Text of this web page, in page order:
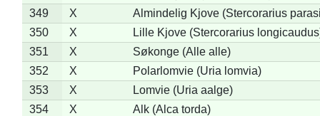
349
X
Almindelig Kjove (Stercorarius
350
X
Lille Kjove (Stercorarius
351
X
Søkonge (Alle alle)
352
X
Polarlomvie (Uria lomvia)
353
X
Lomvie (Uria aalge)
354
X
Alk (Alca torda)